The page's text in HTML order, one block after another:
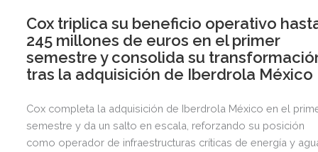
Cox triplica su beneficio operativo
245 millones de euros en el primer
semestre y consolida su
tras la adquisición de Iberdrola México
Cox completa la adquisición de Iberdrola México en el
semestre y da un salto en escala, reforzando su posición
como operador de infraestructuras críticas de energía y